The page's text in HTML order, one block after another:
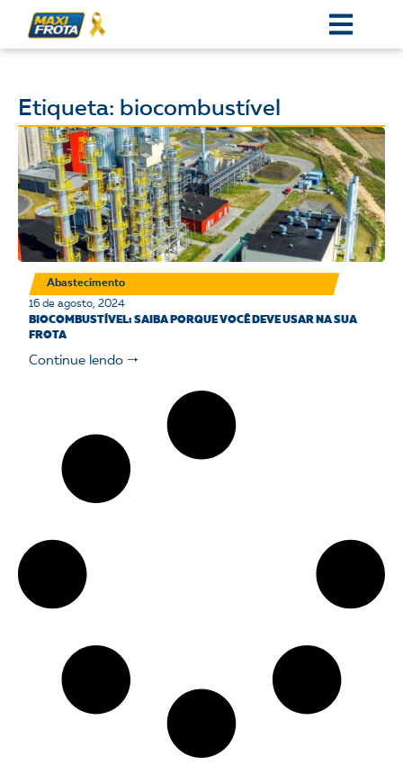
Etiqueta: biocombustível
Abastecimento
16 de agosto, 2024
BIOCOMBUSTÍVEL: SAIBA PORQUE VOCÊ DEVE USAR NA SUA
FROTA
Continue lendo 🠒